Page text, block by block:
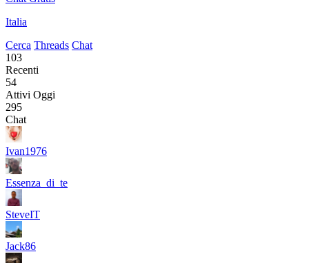
Italia
Cerca Threads Chat
103
Recenti
54
Attivi Oggi
295
Chat
Ivan1976
Essenza_di_te
SteveIT
Jack86